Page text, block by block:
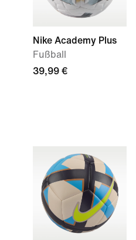
Nike Academy Plus
Fußball
39,99 €